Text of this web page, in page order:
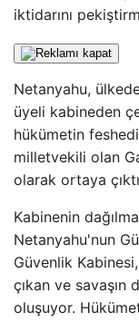
iktidarını
Netanyahu,
üyeli kabineden
hükümetin
milletvekili olan
olarak ortaya
Kabinenin
Netanyahu'nun
Güvenlik
çıkan ve savaşın
oluşuyor.